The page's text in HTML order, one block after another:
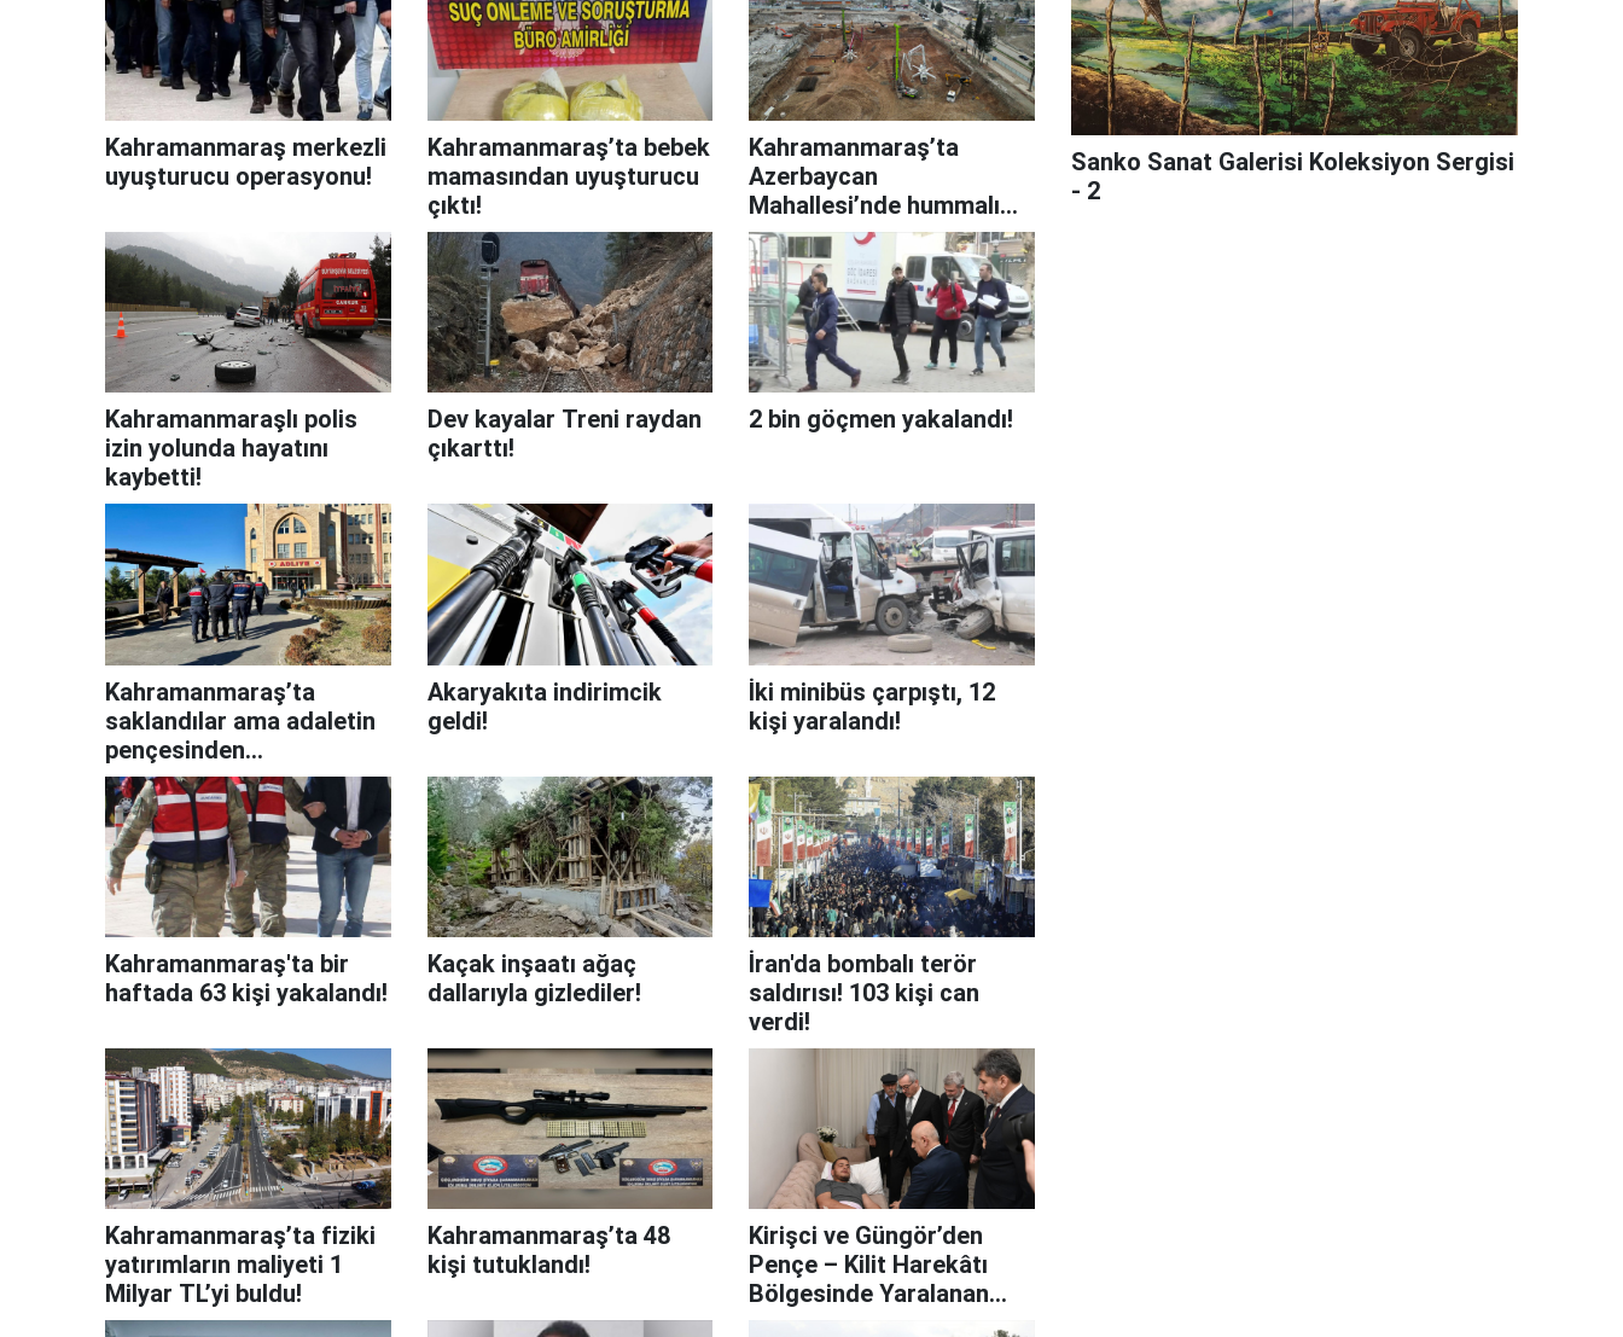
Kahramanmaraş merkezli
uyuşturucu operasyonu!
Kahramanmaraş’ta bebek
mamasından uyuşturucu
çıktı!
Kahramanmaraş’ta
Azerbaycan
Mahallesi’nde hummalı
çalışma!
Kahramanmaraşlı polis
izin yolunda hayatını
kaybetti!
Dev kayalar Treni raydan
çıkarttı!
2 bin göçmen yakalandı!
Kahramanmaraş’ta
saklandılar ama adaletin
pençesinden
kaçamadılar!
Akaryakıta indirimcik
geldi!
İki minibüs çarpıştı, 12
kişi yaralandı!
Kahramanmaraş'ta bir
haftada 63 kişi yakalandı!
Kaçak inşaatı ağaç
dallarıyla gizlediler!
İran'da bombalı terör
saldırısı! 103 kişi can
verdi!
Kahramanmaraş’ta fiziki
yatırımların maliyeti 1
Milyar TL’yi buldu!
Kahramanmaraş’ta 48
kişi tutuklandı!
Kirişci ve Güngör’den
Pençe – Kilit Harekâtı
Bölgesinde Yaralanan
Sanko Sanat Galerisi Koleksiyon Sergisi
- 2